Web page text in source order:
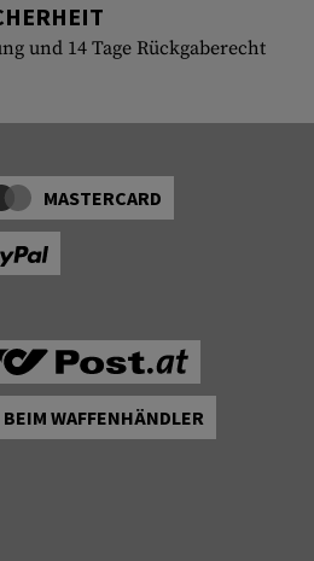
und 14 Tage Rückgaberecht
MASTERCARD
WAFFENHÄNDLER